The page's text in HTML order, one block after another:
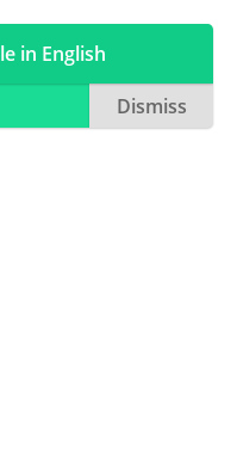
in English
Dismiss